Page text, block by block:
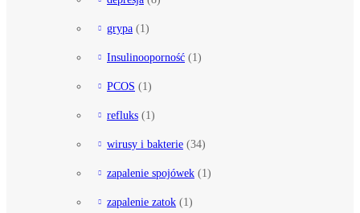
grypa (1)
Insulinooporność (1)
PCOS (1)
refluks (1)
wirusy i bakterie (34)
zapalenie spojówek (1)
zapalenie zatok (1)